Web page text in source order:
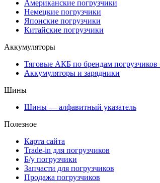
Американские погрузчики
Немецкие погрузчики
Японские погрузчики
Китайские погрузчики
Аккумуляторы
Тяговые АКБ по брендам
Аккумуляторы и зарядники
Шины
Шины — алфавитный указатель
Полезное
Карта сайта
Trade-in для погрузчиков
Б/у погрузчики
Запчасти для погрузчиков
Продажа погрузчиков